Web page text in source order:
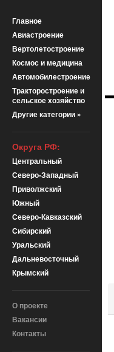
Главное
Авиастроение
Вертолетостроение
Космос и медицина
Автомобилестроение
Тракторостроение и
сельское хозяйство
Другие категории »
Округа РФ:
Центральный
Северо-Западный
Приволжский
Южный
Северо-Кавказский
Сибирский
Уральский
Дальневосточный
Крымский
О проекте
Вакансии
Контакты